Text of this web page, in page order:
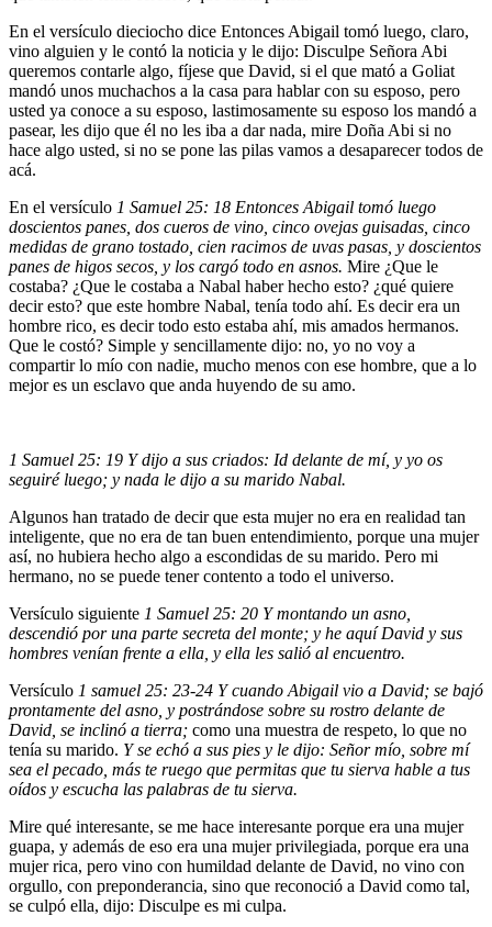
En el versículo dieciocho dice Entonces Abigail tomó luego, claro,
vino alguien y le contó la noticia y le dijo: Disculpe Señora Abi
queremos contarle algo, fíjese que David, si el que mató a Goliat
mandó unos muchachos a la casa para hablar con su esposo, pero
usted ya conoce a su esposo, lastimosamente su esposo los mandó a
pasear, les dijo que él no les iba a dar nada, mire Doña Abi si no
hace algo usted, si no se pone las pilas vamos a desaparecer todos de
acá.
En el versículo 1 Samuel 25: 18 Entonces Abigail tomó luego
doscientos panes, dos cueros de vino, cinco ovejas guisadas, cinco
medidas de grano tostado, cien racimos de uvas pasas, y doscientos
panes de higos secos, y los cargó todo en asnos. Mire ¿Que le
costaba? ¿Que le costaba a Nabal haber hecho esto? ¿qué quiere
decir esto? que este hombre Nabal, tenía todo ahí. Es decir era un
hombre rico, es decir todo esto estaba ahí, mis amados hermanos.
Que le costó? Simple y sencillamente dijo: no, yo no voy a
compartir lo mío con nadie, mucho menos con ese hombre, que a lo
mejor es un esclavo que anda huyendo de su amo.
1 Samuel 25: 19 Y dijo a sus criados: Id delante de mí, y yo os
seguiré luego; y nada le dijo a su marido Nabal.
Algunos han tratado de decir que esta mujer no era en realidad tan
inteligente, que no era de tan buen entendimiento, porque una mujer
así, no hubiera hecho algo a escondidas de su marido. Pero mi
hermano, no se puede tener contento a todo el universo.
Versículo siguiente 1 Samuel 25: 20 Y montando un asno,
descendió por una parte secreta del monte; y he aquí David y sus
hombres venían frente a ella, y ella les salió al encuentro.
Versículo 1 samuel 25: 23-24 Y cuando Abigail vio a David; se bajó
prontamente del asno, y postrándose sobre su rostro delante de
David, se inclinó a tierra; como una muestra de respeto, lo que no
tenía su marido. Y se echó a sus pies y le dijo: Señor mío, sobre mí
sea el pecado, más te ruego que permitas que tu sierva hable a tus
oídos y escucha las palabras de tu sierva.
Mire qué interesante, se me hace interesante porque era una mujer
guapa, y además de eso era una mujer privilegiada, porque era una
mujer rica, pero vino con humildad delante de David, no vino con
orgullo, con preponderancia, sino que reconoció a David como tal,
se culpó ella, dijo: Disculpe es mi culpa.